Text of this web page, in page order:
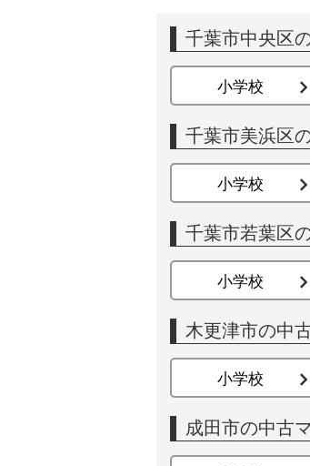
千葉市中央区
小学校
千葉市美浜区
小学校
千葉市若葉区
小学校
木更津市の中
小学校
成田市の中古